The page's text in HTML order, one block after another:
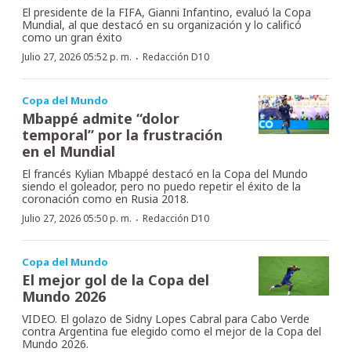
El presidente de la FIFA, Gianni Infantino, evaluó la Copa
Mundial, al que destacó en su organización y lo calificó
como un gran éxito
Julio 27, 2026 05:52 p. m. · Redacción D10
Copa del Mundo
Mbappé admite “dolor
temporal” por la frustración
en el Mundial
El francés Kylian Mbappé destacó en la Copa del Mundo
siendo el goleador, pero no puedo repetir el éxito de la
coronación como en Rusia 2018.
Julio 27, 2026 05:50 p. m. · Redacción D10
Copa del Mundo
El mejor gol de la Copa del
Mundo 2026
VIDEO. El golazo de Sidny Lopes Cabral para Cabo Verde
contra Argentina fue elegido como el mejor de la Copa del
Mundo 2026.